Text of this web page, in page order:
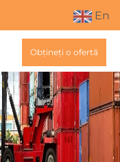
En
Obțineți o ofertă